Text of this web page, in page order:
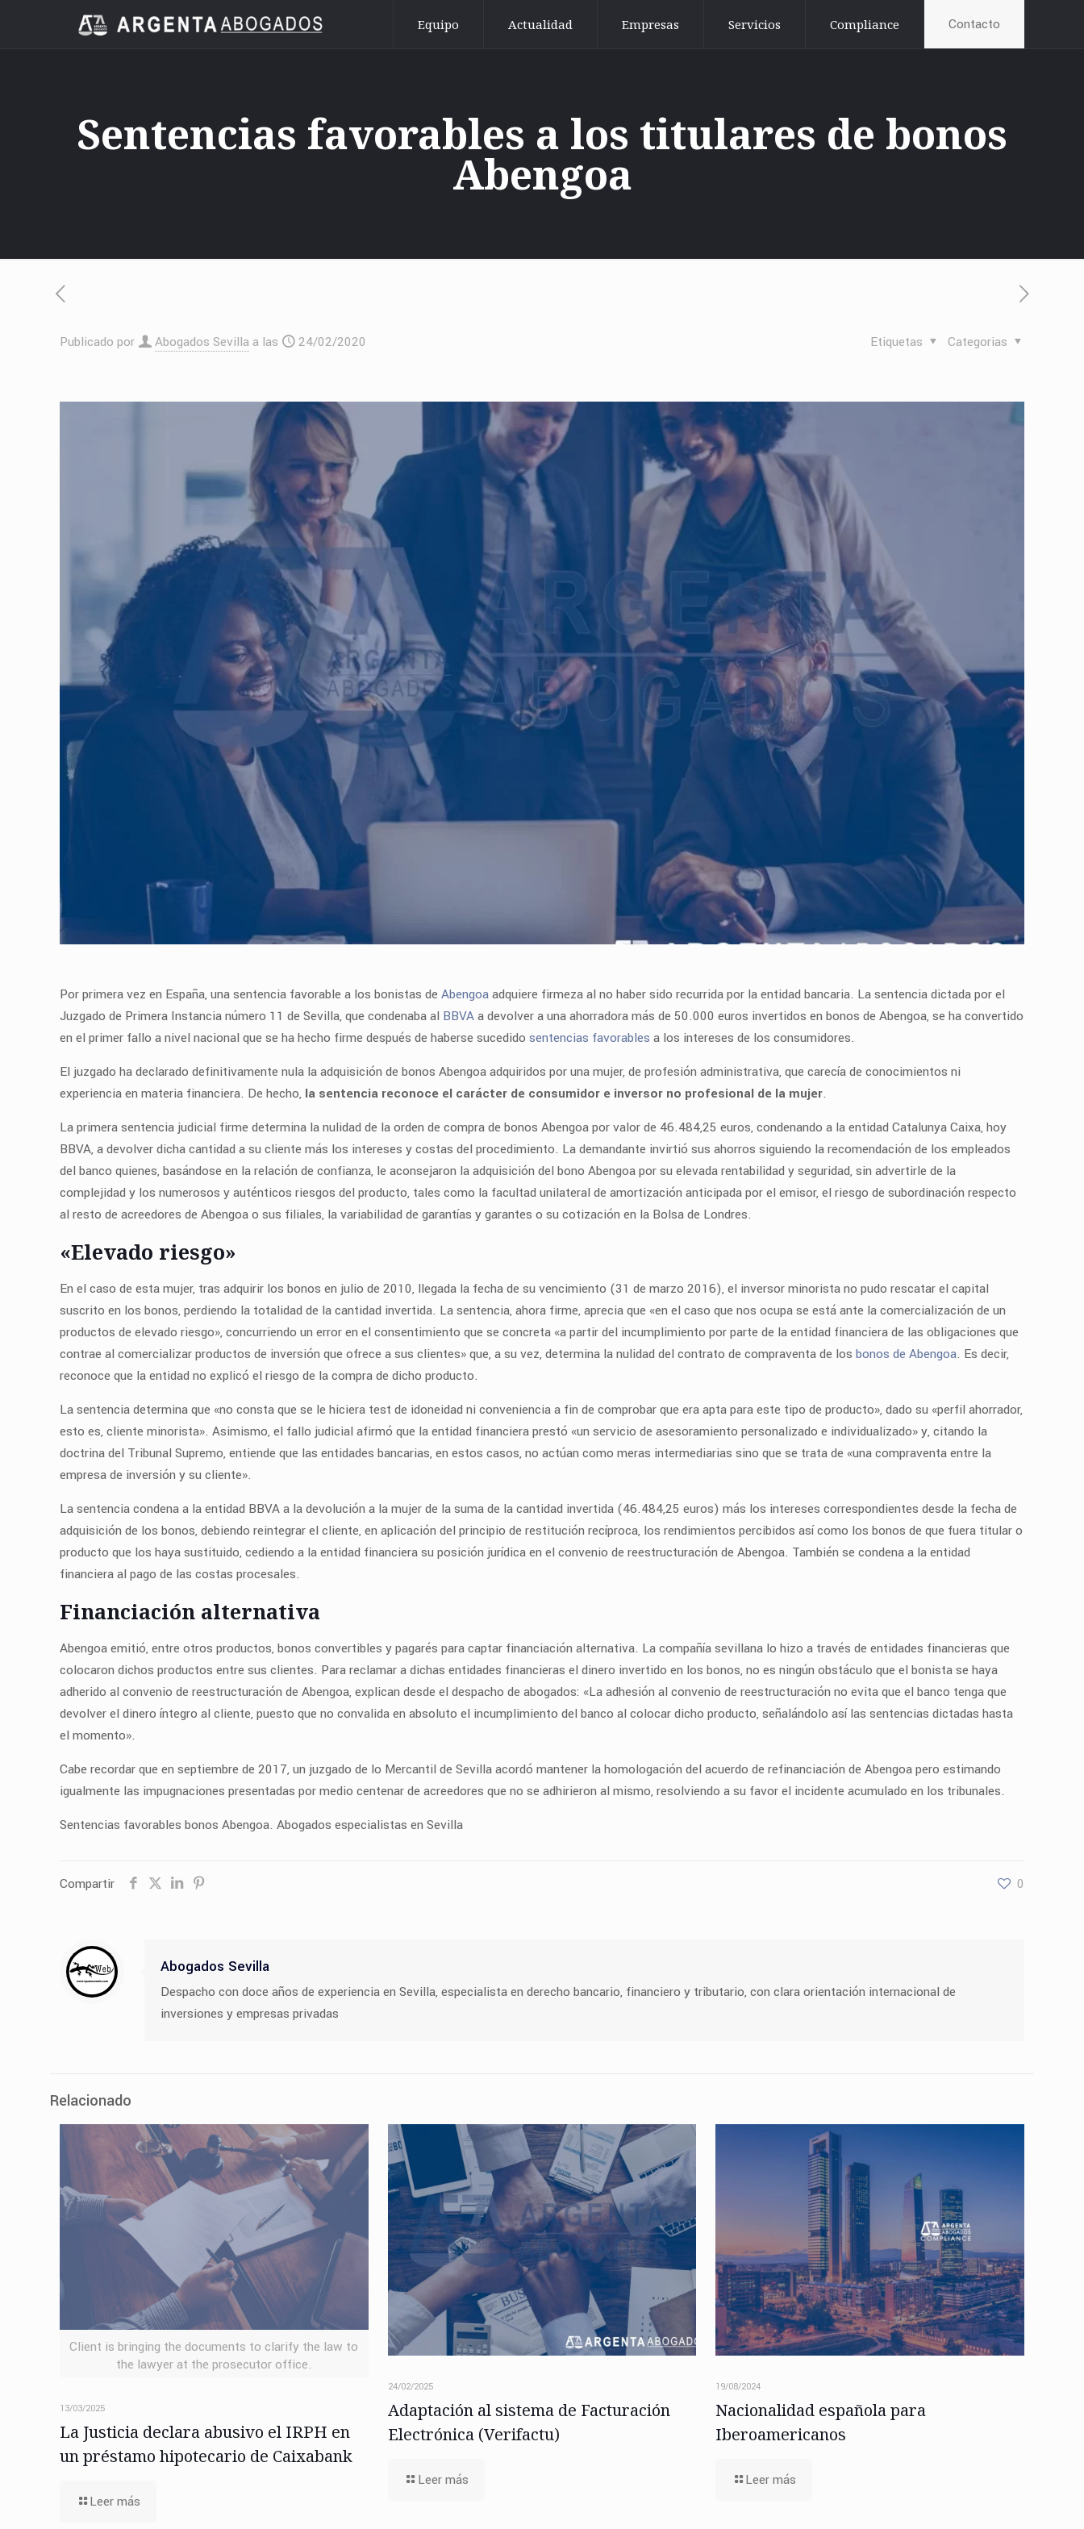
Equipo Actualidad Empresas Servicios Compliance Contacto
Sentencias favorables a los titulares de bonos
Abengoa
Publicado por Abogados Sevilla a las 24/02/2020 Categorias
Etiquetas
Por primera vez en España, una sentencia favorable a los bonistas deAbengoaadquiere firmeza al no haber sido recurrida por la entidad bancaria. La sentencia dictada por el
Juzgado de Primera Instancia número 11 de Sevilla, que condenaba al BBVAa devolver a una ahorradora más de 50.000 euros invertidos en bonos de Abengoa, se ha convertido
en el primer fallo a nivel nacional que se ha hecho firme después de haberse sucedidosentencias favorables a los intereses de los consumidores.
El juzgado ha declarado definitivamente nula la adquisición de bonos Abengoa adquiridos por una mujer, de profesión administrativa, que carecía de conocimientos ni
experiencia en materia financiera. De hecho, la sentencia reconoce el carácter de consumidor e inversor no profesional de la mujer.
La primera sentencia judicial firme determina la nulidad de la orden de compra de bonos Abengoa por valor de 46.484,25 euros, condenando a la entidad Catalunya Caixa, hoy
BBVA, a devolver dicha cantidad a su cliente más los intereses y costas del procedimiento. La demandante invirtió sus ahorros siguiendo la recomendación de los empleados
del banco quienes, basándose en la relación de confianza, le aconsejaron la adquisición del bono Abengoa por su elevada rentabilidad y seguridad, sin advertirle de la
complejidad y los numerosos y auténticos riesgos del producto, tales como la facultad unilateral de amortización anticipada por el emisor, el riesgo de subordinación respecto
al resto de acreedores de Abengoa o sus filiales, la variabilidad de garantías y garantes o su cotización en la Bolsa de Londres.
«Elevado riesgo»
En el caso de esta mujer, tras adquirir los bonos en julio de 2010, llegada la fecha de su vencimiento (31 de marzo 2016), el inversor minorista no pudo rescatar el capital
suscrito en los bonos, perdiendo la totalidad de la cantidad invertida. La sentencia, ahora firme, aprecia que «en el caso que nos ocupa se está ante la comercialización de un
productos de elevado riesgo», concurriendo un error en el consentimiento que se concreta «a partir del incumplimiento por parte de la entidad financiera de las obligaciones que
contrae al comercializar productos de inversión que ofrece a sus clientes» que, a su vez, determina la nulidad del contrato de compraventa de losbonos de Abengoa. Es decir,
reconoce que la entidad no explicó el riesgo de la compra de dicho producto.
La sentencia determina que «no consta que se le hiciera test de idoneidad ni conveniencia a fin de comprobar que era apta para este tipo de producto», dado su «perfil ahorrador,
esto es, cliente minorista». Asimismo, el fallo judicial afirmó que la entidad financiera prestó «un servicio de asesoramiento personalizado e individualizado» y, citando la
doctrina del Tribunal Supremo, entiende que las entidades bancarias, en estos casos, no actúan como meras intermediarias sino que se trata de «una compraventa entre la
empresa de inversión y su cliente».
La sentencia condena a la entidad BBVA a la devolución a la mujer de la suma de la cantidad invertida (46.484,25 euros) más los intereses correspondientes desde la fecha de
adquisición de los bonos, debiendo reintegrar el cliente, en aplicación del principio de restitución recíproca, los rendimientos percibidos así como los bonos de que fuera titular o
producto que los haya sustituido, cediendo a la entidad financiera su posición jurídica en el convenio de reestructuración de Abengoa. También se condena a la entidad
financiera al pago de las costas procesales.
Financiación alternativa
Abengoa emitió, entre otros productos, bonos convertibles y pagarés para captar financiación alternativa. La compañía sevillana lo hizo a través de entidades financieras que
colocaron dichos productos entre sus clientes. Para reclamar a dichas entidades financieras el dinero invertido en los bonos, no es ningún obstáculo que el bonista se haya
adherido al convenio de reestructuración de Abengoa, explican desde el despacho de abogados: «La adhesión al convenio de reestructuración no evita que el banco tenga que
devolver el dinero íntegro al cliente, puesto que no convalida en absoluto el incumplimiento del banco al colocar dicho producto, señalándolo así las sentencias dictadas hasta
el momento».
Cabe recordar que en septiembre de 2017, un juzgado de lo Mercantil de Sevilla acordó mantener la homologación del acuerdo de refinanciación de Abengoa pero estimando
igualmente las impugnaciones presentadas por medio centenar de acreedores que no se adhirieron al mismo, resolviendo a su favor el incidente acumulado en los tribunales.
Sentencias favorables bonos Abengoa. Abogados especialistas en Sevilla
Compartir 0
Abogados Sevilla
Despacho con doce años de experiencia en Sevilla, especialista en derecho bancario, financiero y tributario, con clara orientación internacional de
inversiones y empresas privadas
Relacionado
Client is bringing the documents to clarify the law to
the lawyer at the prosecutor office.
13/03/2025
La Justicia declara abusivo el IRPH en
un préstamo hipotecario de Caixabank
Leer más
24/02/2025
Adaptación al sistema de Facturación
Electrónica (Verifactu)
Leer más
19/08/2024
Nacionalidad española para
Iberoamericanos
Leer más